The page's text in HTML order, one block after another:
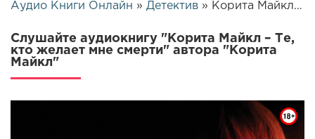
Аудио Книги Онлайн » Детектив » Корита Майкл – Те, кто желает мне смерти | 25564
Слушайте аудиокнигу "Корита Майкл – Те,
кто желает мне смерти" автора "Корита
Майкл"